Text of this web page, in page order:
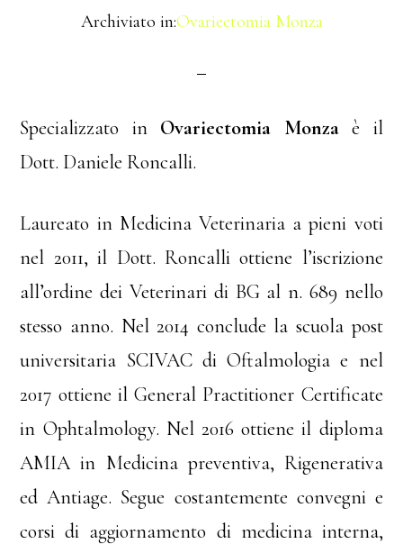
Archiviato in:Ovariectomia Monza
Specializzato inOvariectomia Monzaè il
Dott. Daniele Roncalli.
Laureato in Medicina Veterinaria a pieni voti
nel 2011, il Dott. Roncalli ottiene l’iscrizione
all’ordine dei Veterinari di BG al n. 689 nello
stesso anno. Nel 2014 conclude la scuola post
universitaria SCIVAC di Oftalmologia e nel
2017 ottiene il General Practitioner Certificate
in Ophtalmology. Nel 2016 ottiene il diploma
AMIA in Medicina preventiva, Rigenerativa
ed Antiage. Segue costantemente convegni e
corsi di aggiornamento di medicina interna,